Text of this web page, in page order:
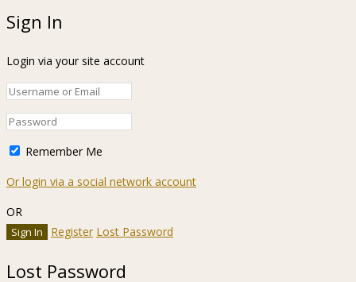
Remember Me
Register Lost Password
Lost Password
Please enter your username or email address. You will receive a
Register